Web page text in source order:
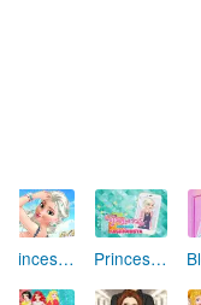
Princess Hollywood Star Princess Modern Fashionista